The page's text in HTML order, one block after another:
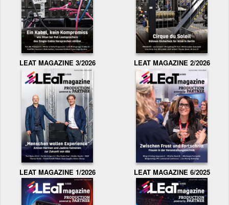
LEAT MAGAZINE 3/2026 LEAT MAGAZINE 2/2026
LEAT MAGAZINE 1/2026 LEAT MAGAZINE 6/2025